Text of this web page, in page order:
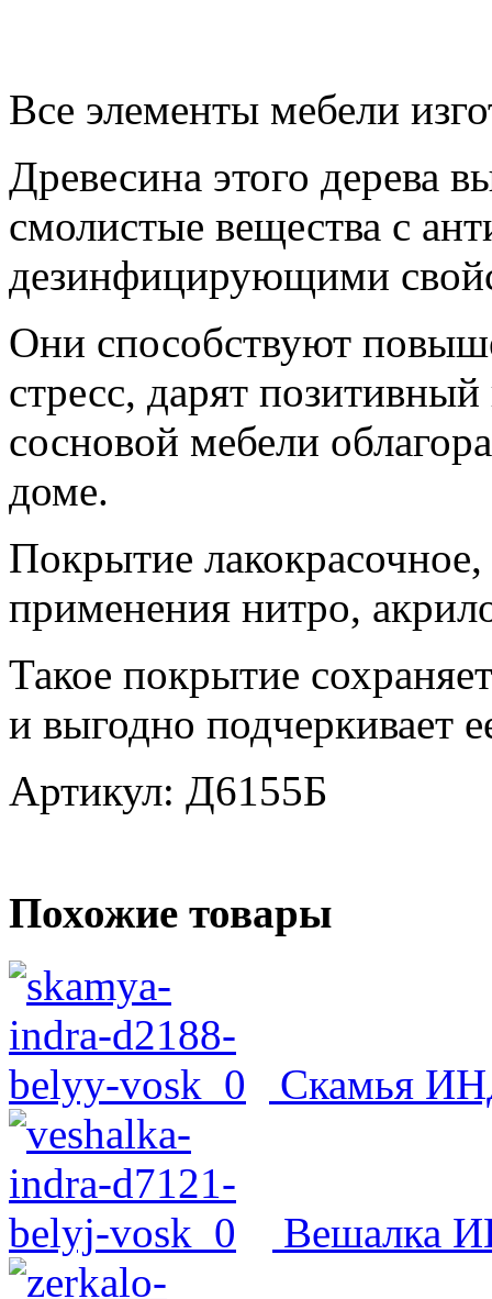
Все элементы мебели
Древесина этого дерева
смолистые вещества с
дезинфицирующими
Они способствуют
стресс, дарят
сосновой мебели
доме.
Покрытие
применения нитро,
Такое покрытие
и выгодно подчеркивает
Артикул: Д6155Б
Похожие товары
Скамья
Вешалка